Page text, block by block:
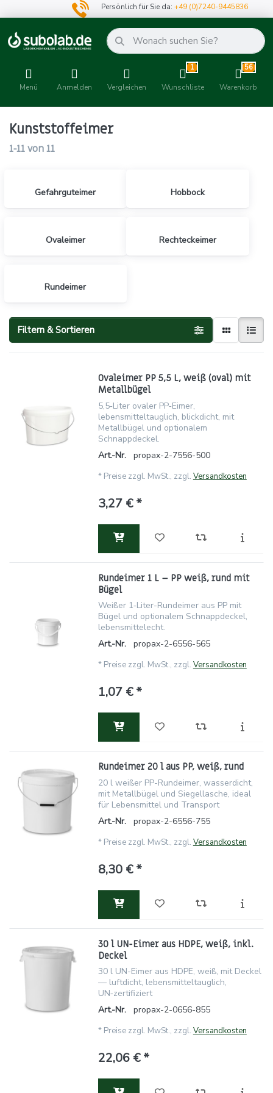
Persönlich für Sie da:+49 (0)7240-9445836
Menü Anmelden Vergleichen
1
Wunschliste
56
Warenkorb
Kunststoffeimer
1-11von11
Gefahrguteimer Hobbock
Ovaleimer Rechteckeimer
Rundeimer
Filtern & Sortieren
Ovaleimer PP 5,5 L, weiß (oval) mit
Metallbügel
5,5‑Liter ovaler PP‑Eimer,
lebensmitteltauglich, blickdicht, mit
Metallbügel und optionalem
Schnappdeckel.
Art.-Nr.
propax-2-7556-500
* Preise zzgl. MwSt., zzgl. Versandkosten
3,27 € *
Rundeimer 1 L – PP weiß, rund mit
Bügel
Weißer 1‑Liter-Rundeimer aus PP mit
Bügel und optionalem Schnappdeckel,
lebensmittelecht.
Art.-Nr.
propax-2-6556-565
* Preise zzgl. MwSt., zzgl. Versandkosten
1,07 € *
Rundeimer 20 l aus PP, weiß, rund
20 l weißer PP-Rundeimer, wasserdicht,
mit Metallbügel und Siegellasche, ideal
für Lebensmittel und Transport
Art.-Nr.
propax-2-6556-755
* Preise zzgl. MwSt., zzgl. Versandkosten
8,30 € *
30 l UN-Eimer aus HDPE, weiß, inkl.
Deckel
30 l UN-Eimer aus HDPE, weiß, mit Deckel
— luftdicht, lebensmitteltauglich,
UN‑zertifiziert
Art.-Nr.
propax-2-0656-855
* Preise zzgl. MwSt., zzgl. Versandkosten
22,06 € *